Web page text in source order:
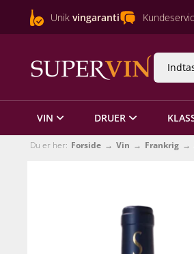
Unik vingaranti
VIN DRUER
Du er her: Forside Vin Frankrig